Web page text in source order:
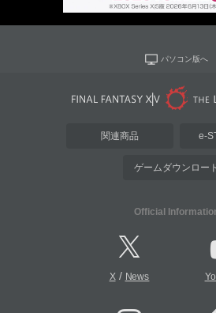
パソコン版へ
関連商品 e-
ゲームダウンロー
Official
X/ News